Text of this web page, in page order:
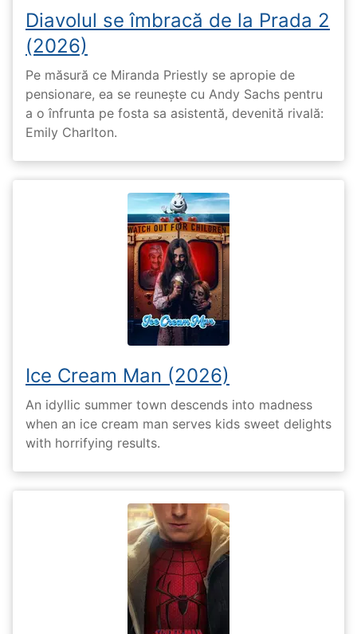
Diavolul se îmbracă de la Prada 2
(2026)
Pe măsură ce Miranda Priestly se apropie de
pensionare, ea se reunește cu Andy Sachs pentru
a o înfrunta pe fosta sa asistentă, devenită rivală:
Emily Charlton.
Ice Cream Man (2026)
An idyllic summer town descends into madness
when an ice cream man serves kids sweet delights
with horrifying results.